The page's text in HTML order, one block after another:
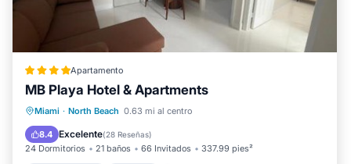
Apartamento
MB Playa Hotel & Apartments
Miami · North Beach 0.63 mi al centro
8.4 Excelente(28 Reseñas)
24 Dormitorios 21 baños 66 Invitados 337.99 pies²
Aparcamiento
Vistas
Aire acondicionado